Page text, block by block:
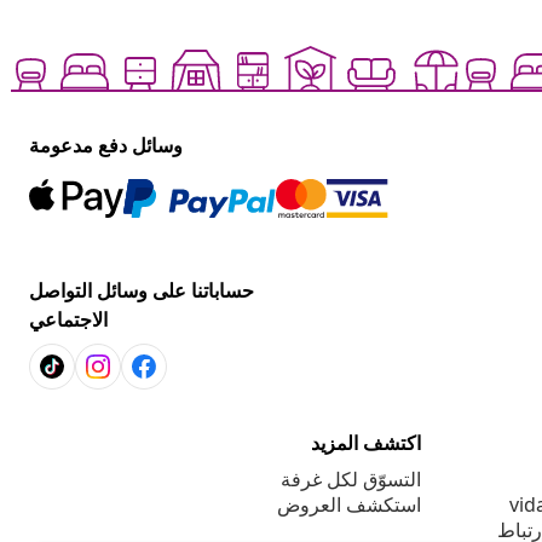
وسائل دفع مدعومة
حساباتنا على وسائل التواصل
الاجتماعي
اكتشف المزيد
التسوّق لكل غرفة
استكشف العروض